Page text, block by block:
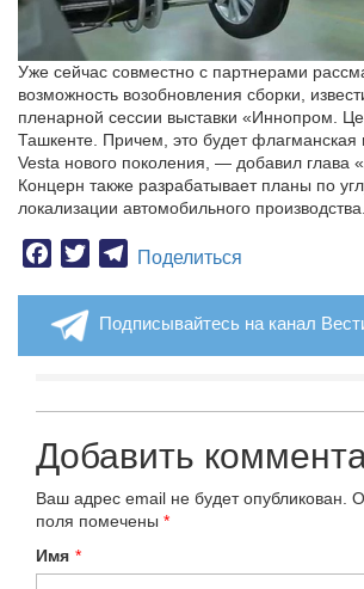
Уже сейчас совместно с партнерами
возможность возобновления сборки,
пленарной сессии выставки «Иннопром.
Ташкенте. Причем, это будет
Vesta нового поколения, — добавил глава
Концерн также разрабатывает планы по
локализации автомобильного производства.
Facebook
TwitterTelegram
Поделиться
Подписывайтесь на канал
Добавить
Ваш адрес email не будет опубликован.
поля помечены *
Имя *